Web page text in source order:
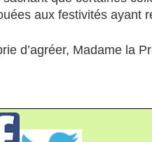
aux festivités ayant
d’agréer, Madame la